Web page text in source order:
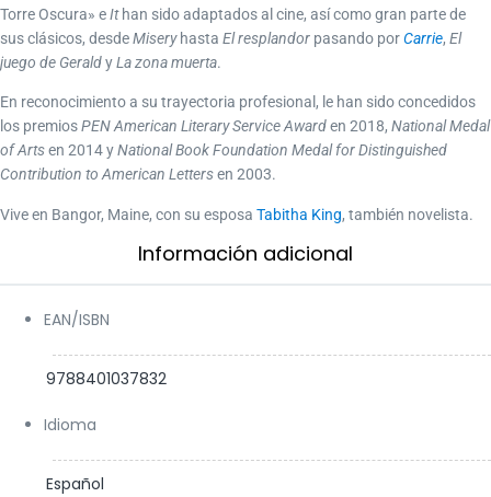
Torre Oscura» eIthan sido adaptados al cine, así como gran parte de
sus clásicos, desdeMiseryhasta El resplandor pasando porCarrie, El
juego de GeraldyLa zona muerta.
En reconocimiento a su trayectoria profesional, le han sido concedidos
los premiosPEN American Literary Service Awarden 2018, National Medal
of Artsen 2014 yNational Book Foundation Medal for Distinguished
Contribution to American Lettersen 2003.
Vive en Bangor, Maine, con su esposa Tabitha King, también novelista.
Información adicional​
EAN/ISBN
9788401037832
Idioma
Español